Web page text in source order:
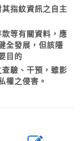
指紋資訊之自主
等有關資料，應
全發展，但該隱
目的
驗、干預，雖影
權之侵害。